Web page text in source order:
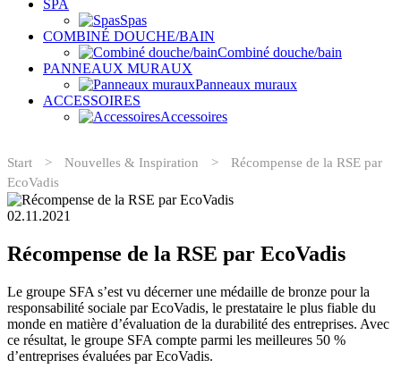
SPA
Spas
COMBINÉ DOUCHE/BAIN
Combiné douche/bain
PANNEAUX MURAUX
Panneaux muraux
ACCESSOIRES
Accessoires
Start > Nouvelles & Inspiration >
Récompense de la RSE par
EcoVadis
02.11.2021
Récompense de la RSE par EcoVadis
Le groupe SFA s’est vu décerner une médaille de bronze pour la
responsabilité sociale par EcoVadis, le prestataire le plus fiable du
monde en matière d’évaluation de la durabilité des entreprises. Avec
ce résultat, le groupe SFA compte parmi les meilleures 50 %
d’entreprises évaluées par EcoVadis.